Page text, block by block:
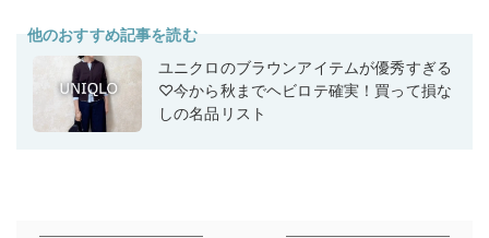
他のおすすめ記事を読む
ユニクロのブラウンアイテムが優秀すぎる
♡今から秋までヘビロテ確実！買って損な
しの名品リスト